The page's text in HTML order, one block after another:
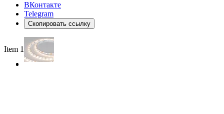
ВКонтакте
Telegram
Скопировать ссылку
Item 1 of 3